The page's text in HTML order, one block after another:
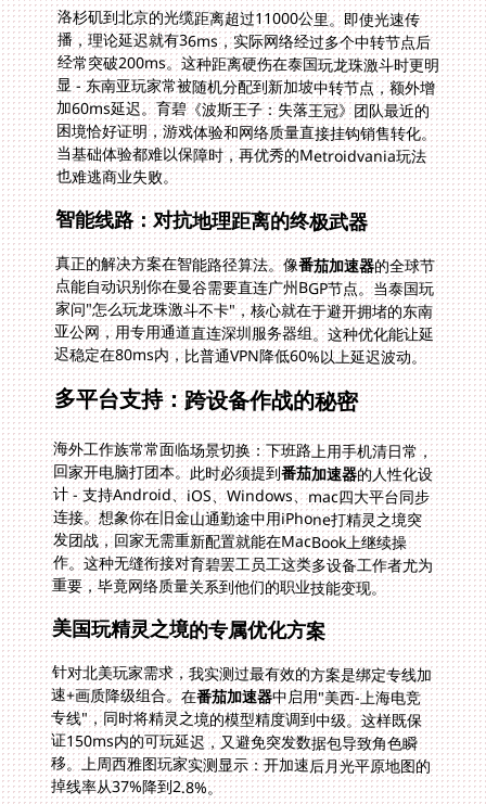
洛杉矶到北京的光缆距离超过11000公里。即使光速传
播，理论延迟就有36ms，实际网络经过多个中转节点后
经常突破200ms。这种距离硬伤在泰国玩龙珠激斗时更明
显 - 东南亚玩家常被随机分配到新加坡中转节点，额外增
加60ms延迟。育碧《波斯王子：失落王冠》团队最近的
困境恰好证明，游戏体验和网络质量直接挂钩销售转化。
当基础体验都难以保障时，再优秀的Metroidvania玩法
也难逃商业失败。
智能线路：对抗地理距离的终极武器
真正的解决方案在智能路径算法。像番茄加速器的全球节
点能自动识别你在曼谷需要直连广州BGP节点。当泰国玩
家问"怎么玩龙珠激斗不卡"，核心就在于避开拥堵的东南
亚公网，用专用通道直连深圳服务器组。这种优化能让延
迟稳定在80ms内，比普通VPN降低60%以上延迟波动。
多平台支持：跨设备作战的秘密
海外工作族常常面临场景切换：下班路上用手机清日常，
回家开电脑打团本。此时必须提到番茄加速器的人性化设
计 - 支持Android、iOS、Windows、mac四大平台同步
连接。想象你在旧金山通勤途中用iPhone打精灵之境突
发团战，回家无需重新配置就能在MacBook上继续操
作。这种无缝衔接对育碧罢工员工这类多设备工作者尤为
重要，毕竟网络质量关系到他们的职业技能变现。
美国玩精灵之境的专属优化方案
针对北美玩家需求，我实测过最有效的方案是绑定专线加
速+画质降级组合。在番茄加速器中启用"美西-上海电竞
专线"，同时将精灵之境的模型精度调到中级。这样既保
证150ms内的可玩延迟，又避免突发数据包导致角色瞬
移。上周西雅图玩家实测显示：开加速后月光平原地图的
掉线率从37%降到2.8%。